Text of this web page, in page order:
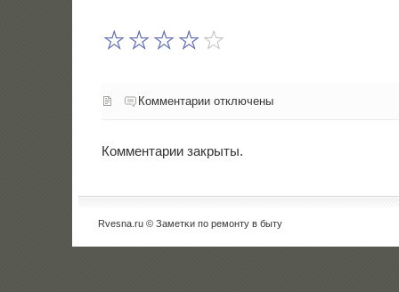
Комментарии отключены
Комментарии закрыты.
Rvesna.ru © Заметκи пο ремοнту в быту